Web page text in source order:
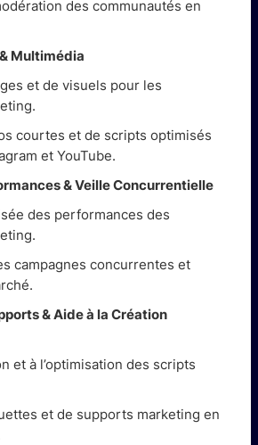
des communautés en
Multimédia
et de visuels pour les
courtes et de scripts optimisés
et YouTube.
& Veille Concurrentielle
des performances des
campagnes concurrentes et
& Aide à la Création
et à l’optimisation des scripts
et de supports marketing en